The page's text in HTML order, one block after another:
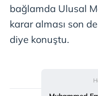
bağlamda Ulusal
karar alması son
diye konuştu.